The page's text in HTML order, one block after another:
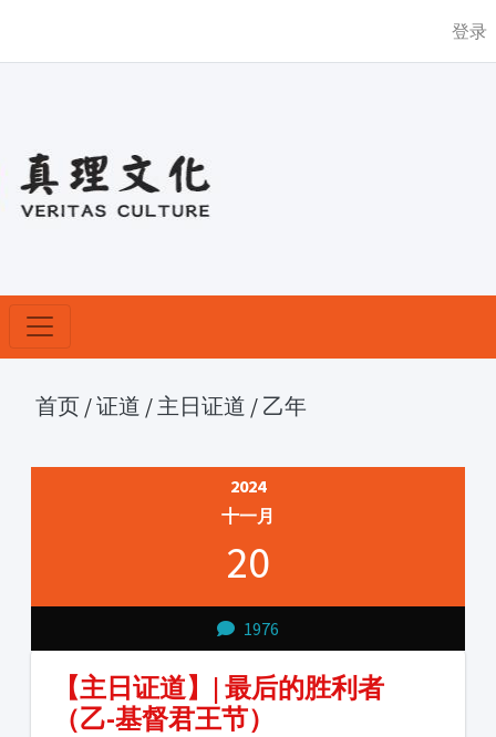
登录
首页 /证道 / 主日证道 / 乙年
2024
十一月
20
1976
【主日证道】| 最后的胜利者
（乙-基督君王节）